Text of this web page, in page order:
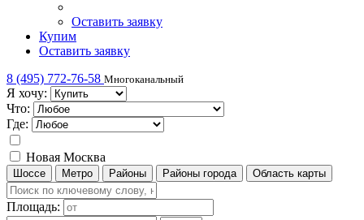
Оставить заявку
Купим
Оставить заявку
8 (495) 772-76-58 Многоканальный
Я хочу:
Что:
Где:
Новая Москва
Шоссе Метро Районы Районы города Область карты
Площадь: